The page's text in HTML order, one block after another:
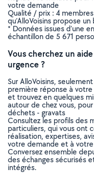
votre demande
Qualité / prix : 4
qu’AlloVoisins propose
* Données issues d’une
échantillon de 5 671
Vous cherchez un
urgence ?
Sur AlloVoisins,
première réponse à
et trouvez en quelques
autour de chez vous,
déchets - gravats
Consultez les profils des
particuliers, qui vous ont
réalisation, expertises,
votre demande et à
Conversez ensemble
des échanges sécurisés
intégrés.